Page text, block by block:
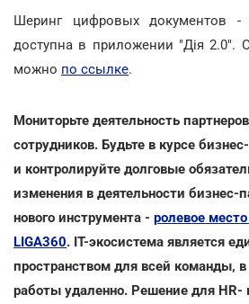
Шеринг цифровых документов -
доступна в приложении "Дія 2.0".
можно по ссылке.
Мониторьте деятельность
сотрудников. Будьте в курсе
и контролируйте долговые
изменения в деятельности
нового инструмента - ролевое
LIGA360. IT-экосистема является
пространством для всей команды, в
работы удаленно. Решение для HR-